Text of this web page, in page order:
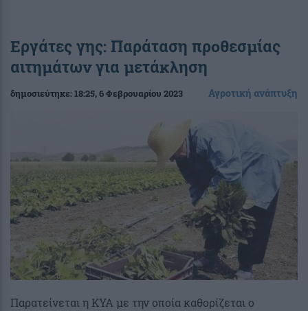
Εργάτες γης: Παράταση προθεσμίας
αιτημάτων για μετάκληση
δημοσιεύτηκε:18:25, 6 Φεβρουαρίου 2023 Αγροτική ανάπτυξη
Παρατείνεται η ΚΥΑ με την οποία καθορίζεται ο